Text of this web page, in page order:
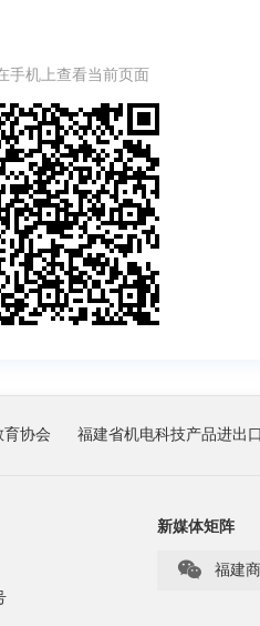
手机上查看当前页面
育协会 福建省机电科技产品进出
新媒体矩阵
 福建